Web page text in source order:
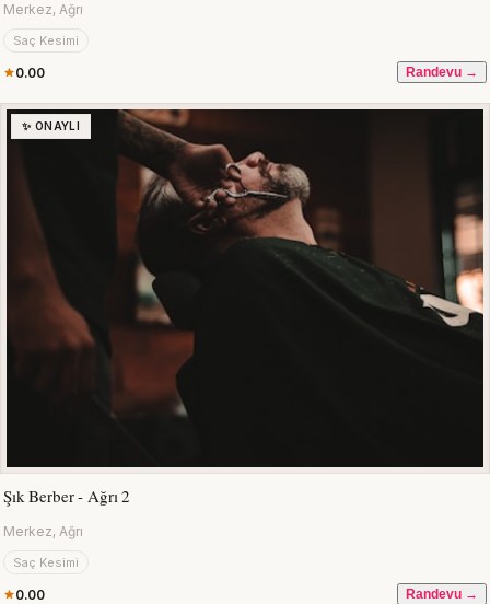
Merkez, Ağrı
Saç Kesimi
0.00 Randevu →
✨ ONAYLI
Şık Berber - Ağrı 2
Merkez, Ağrı
Saç Kesimi
0.00 Randevu →